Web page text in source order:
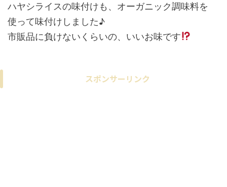
ハヤシライスの味付けも、オーガニック調味料を
使って味付けしました♪
市販品に負けないくらいの、いいお味です
スポンサーリンク